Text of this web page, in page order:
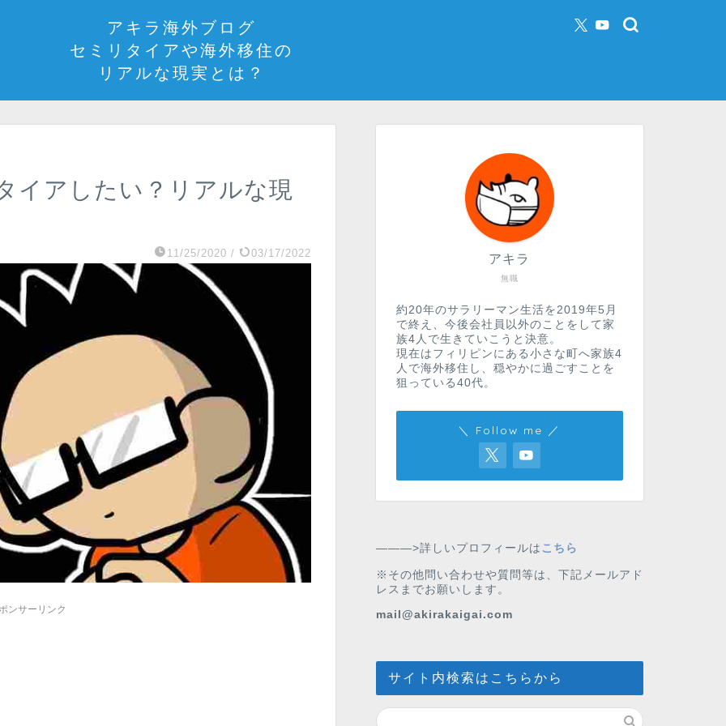
アキラ海外ブログ
セミリタイアや海外移住の
リアルな現実とは？
イアしたい？リアルな現
11/25/2020 / 03/17/2022
ンサーリンク
無職
アキラ
約20年のサラリーマン生活を2019年5月
で終え、今後会社員以外のことをして家
族4人で生きていこうと決意。
現在はフィリピンにある小さな町へ家族4
人で海外移住し、穏やかに過ごすことを
狙っている40代。
＼ Follow me ／
———>詳しいプロフィールは こちら
※その他問い合わせや質問等は、下記メールアド
レスまでお願いします。
mail@akirakaigai.com
サイト内検索はこちらから